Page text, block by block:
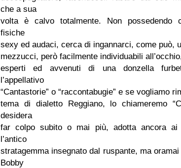
che a sua
volta è calvo totalmente. Non possedendo
fisiche
sexy ed audaci, cerca di ingannarci, come può,
mezzucci, però facilmente individuabili
esperti ed avvenuti di una donzella
l’appellativo
“Cantastorie” o “raccontabugie” e se vogliamo
tema di dialetto Reggiano, lo chiameremo
desidera
far colpo subito o mai più, adotta ancora ai
l’antico
stratagemma insegnato dal ruspante, ma
Bobby